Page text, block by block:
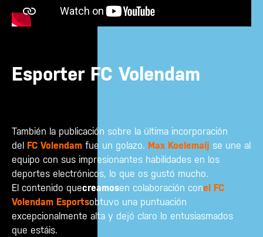
Esporter FC Volendam
También la publicación sobre la última incorporación
del
FC Volendam fue un golazo. Max Koelemaij se une al
equipo con sus impresionantes habilidades en los
deportes electrónicos, lo que os gustó mucho.
El contenido quecreamosen colaboración conel FC
Volendam Esportsobtuvo una puntuación
excepcionalmente alta y dejó claro lo entusiasmados
que estáis.